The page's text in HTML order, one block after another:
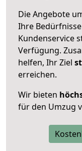
Die Angebote
Ihre
Kundenservice
Verfügung.
helfen, Ihr Ziel
erreichen.
Wir bieten
für den Umzug